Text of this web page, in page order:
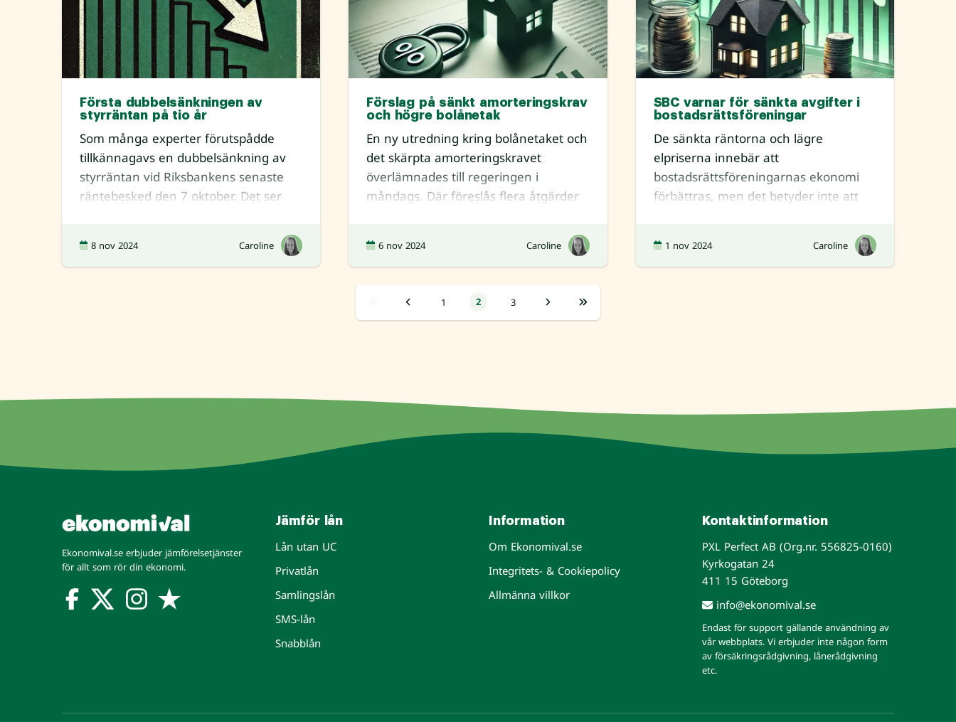
Första dubbelsänkningen av
styrräntan på tio år
Som många experter förutspådde
tillkännagavs en dubbelsänkning av
styrräntan vid Riksbankens senaste
räntebesked den 7 oktober. Det ser
8 nov 2024 Caroline
Förslag på sänkt amorteringskrav
och högre bolånetak
En ny utredning kring bolånetaket och
det skärpta amorteringskravet
överlämnades till regeringen i
måndags. Där föreslås flera åtgärder
6 nov 2024 Caroline
SBC varnar för sänkta avgifter i
bostadsrättsföreningar
De sänkta räntorna och lägre
elpriserna innebär att
bostadsrättsföreningarnas ekonomi
förbättras, men det betyder inte att
1 nov 2024 Caroline
1 2 3
Ekonomival.se erbjuder jämförelsetjänster
för allt som rör din ekonomi.
Jämför lån
Lån utan UC
Privatlån
Samlingslån
SMS-lån
Snabblån
Information
Om Ekonomival.se
Integritets- & Cookiepolicy
Allmänna villkor
Kontaktinformation
PXL Perfect AB (Org.nr. 556825-0160)
Kyrkogatan 24
411 15 Göteborg
info@ekonomival.se
Endast för support gällande användning av
vår webbplats. Vi erbjuder inte någon form
av försäkringsrådgivning, lånerådgivning
etc.